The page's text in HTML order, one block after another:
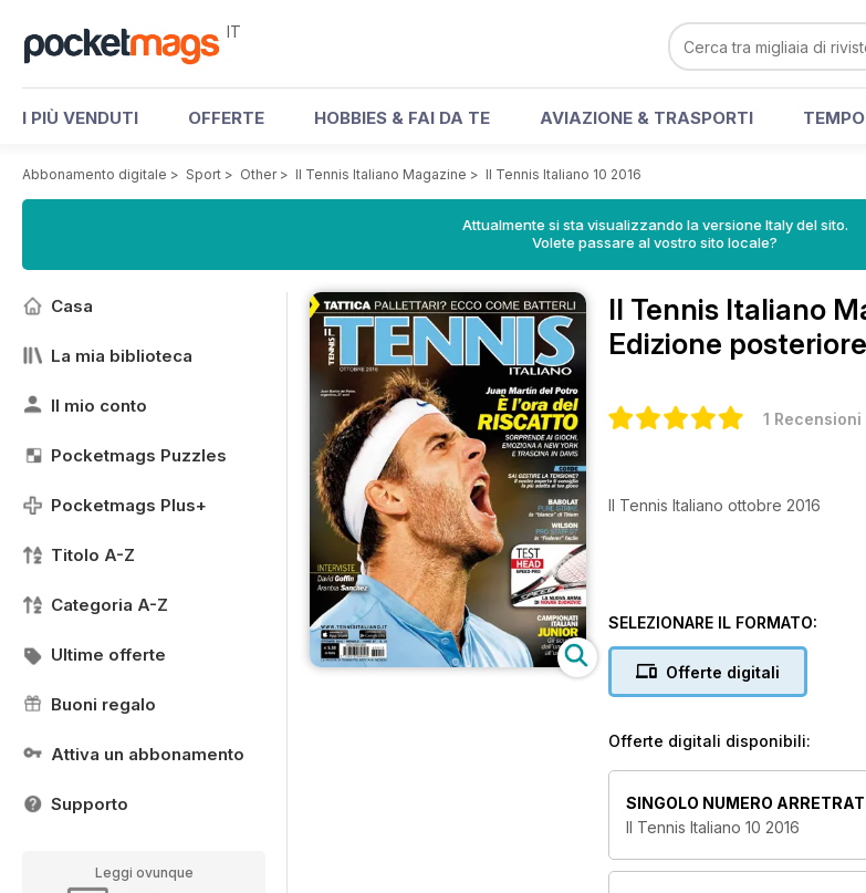
IT
I PIÙ VENDUTI OFFERTE HOBBIES & FAI DA TE AVIAZIONE & TRASPORTI
Abbonamento digitale > Sport > Other> Il Tennis Italiano Magazine > Il Tennis Italiano 10 2016
Attualmente si sta visualizzando la versione Italy del sito.
Volete passare al vostro sito locale?
Casa
La mia biblioteca
Il mio conto
Pocketmags Puzzles
Pocketmags Plus+
Titolo A-Z
Categoria A-Z
Ultime offerte
Buoni regalo
Attiva un abbonamento
Supporto
Leggi ovunque
Il Tennis Italiano
Edizione posteriore
1 Recensioni
Il Tennis Italiano ottobre 2016
SELEZIONARE IL FORMATO:
Offerte digitali
Offerte digitali disponibili:
SINGOLO NUMERO
Il Tennis Italiano 10 2016